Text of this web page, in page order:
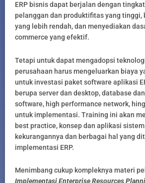
ERP bisnis dapat berjalan dengan
pelanggan dan produktifitas yang tinggi,
yang lebih rendah, dan menyediakan
commerce yang efektif.
Tetapi untuk dapat mengadopsi
perusahaan harus mengeluarkan biaya
untuk investasi paket software aplikasi
berupa server dan desktop, database
software, high performance network,
untuk implementasi. Training ini akan
best practice, konsep dan aplikasi sistem
kekurangannya dan berbagai hal yang
implementasi ERP.
Menimbang cukup kompleknya materi
Implementasi Enterprise Resources